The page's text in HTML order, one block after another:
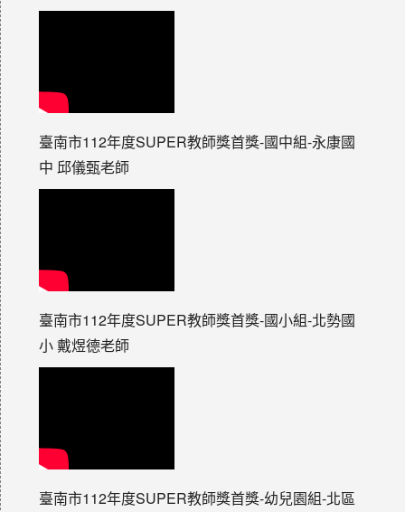
臺南市112年度SUPER教師獎首獎-國中組-永康國
中 邱儀甄老師
臺南市112年度SUPER教師獎首獎-國小組-北勢國
小 戴煜德老師
臺南市112年度SUPER教師獎首獎-幼兒園組-北區